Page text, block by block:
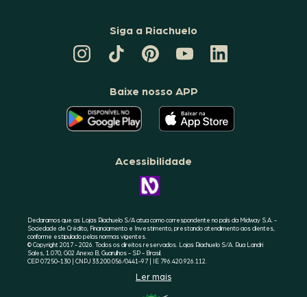
Siga a Riachuelo
TIKTOK
DA
PINTEREST
DA
CANAL
DA
RIACHUELO
LINKEDIN
DA
Baixe nosso APP
O
APLICATIVO
DA
RIACHUELO
GOOGLE
O
APLICATIVO
DA
RIACHUELO
Acessibilidade
CONHEÇA
A
Declaramos que as Lojas Riachuelo S/A atua como correspondente no país da Midway S.A. -
Sociedade de Crédito, Financiamento e Investimento, prestando atendimento aos clientes,
conforme estipulado pelas normas vigentes.
© Copyright 2017 - 2026. Todos os direitos reservados. Lojas Riachuelo S/A. Rua Landri
Sales, 1.070, G02 Anexo B, Guarulhos - SP - Brasil.
CEP 07250-130 | CNPJ 33.200.056/0441-97 | IE 796.420.926.112.
Ler mais